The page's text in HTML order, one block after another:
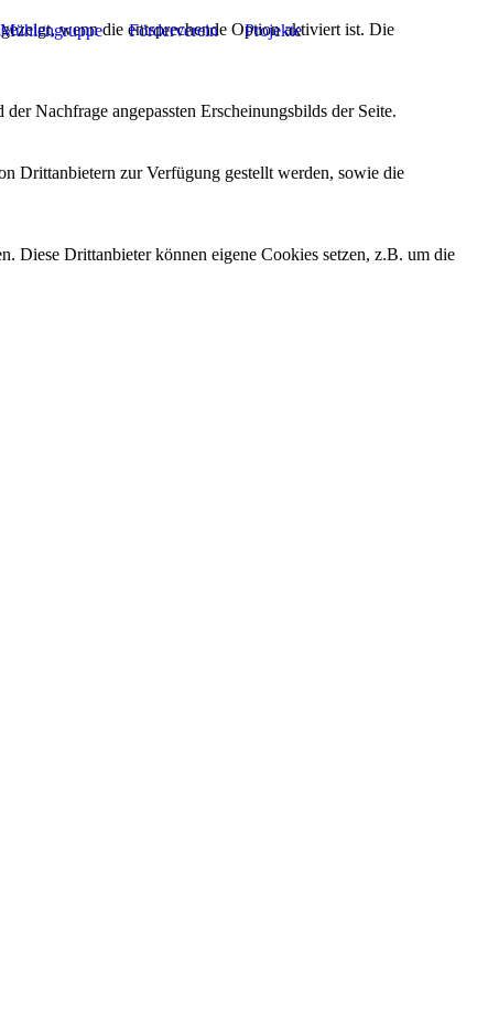
Mühlengruppe Förderverein Projekte
wenn die entsprechende Option aktiviert ist. Die
Nachfrage angepassten Erscheinungsbilds der Seite.
Drittanbietern zur Verfügung gestellt werden, sowie die
Diese Drittanbieter können eigene Cookies setzen, z.B. um die